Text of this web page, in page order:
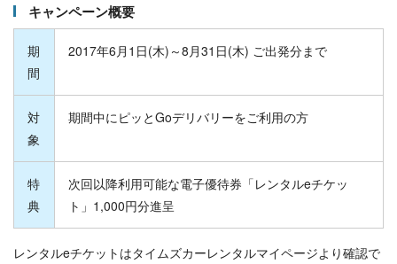
キャンペーン概要
期
間
2017年6月1日(木)～8月31日(木) ご出発分まで
対
象
期間中にピッとGoデリバリーをご利用の方
特
典
次回以降利用可能な電子優待券 「レンタルeチケッ
ト」1,000円分進呈
レンタルeチケットはタイムズカーレンタルマイページより確認で